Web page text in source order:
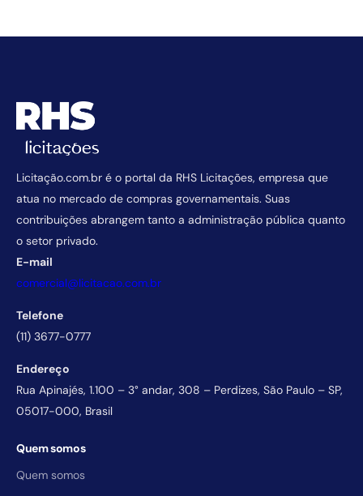
Licitação.com.br é o portal da RHS Licitações, empresa que
atua no mercado de compras governamentais. Suas
contribuições abrangem tanto a administração pública quanto
o setor privado.
E-mail
comercial@licitacao.com.br
Telefone
(11) 3677-0777
Endereço
Rua Apinajés, 1.100 – 3° andar, 308 – Perdizes, São Paulo – SP,
05017-000, Brasil
Quem somos
Quem somos